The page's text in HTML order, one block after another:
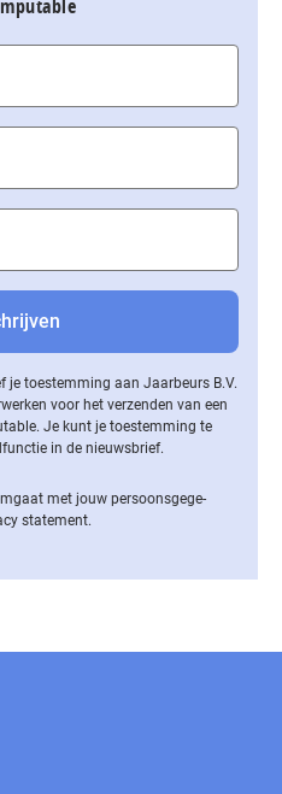
je toestemming aan Jaarbeurs B.V.
voor het verzenden van een
Je kunt je toestemming te
in de nieuwsbrief.
met jouw per­soons­ge­ge­
statement.